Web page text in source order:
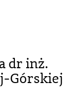
dr inż.
Górskiej